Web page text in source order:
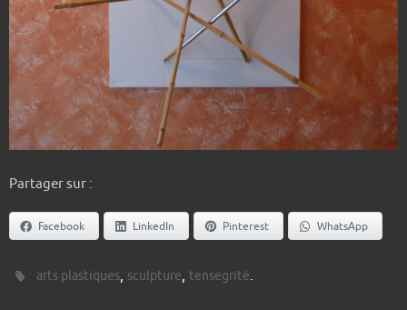
Partager sur :
Facebook LinkedIn Pinterest WhatsApp
arts plastiques, sculpture, tensegrité.